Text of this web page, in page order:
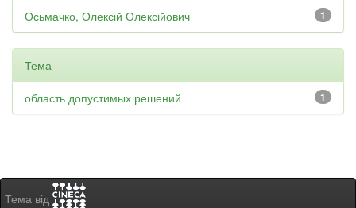
1
Осьмачко, Олексій Олексійович
Тема
1
область допустимых решений
Тема від